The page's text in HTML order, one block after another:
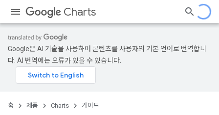
Charts
Google은 AI 기술을 사용하여 콘텐츠를 사용자의 기본 언어로 번역합니
다. AI 번역에는 오류가 있을 수 있습니다.
홈 제품 Charts 가이드